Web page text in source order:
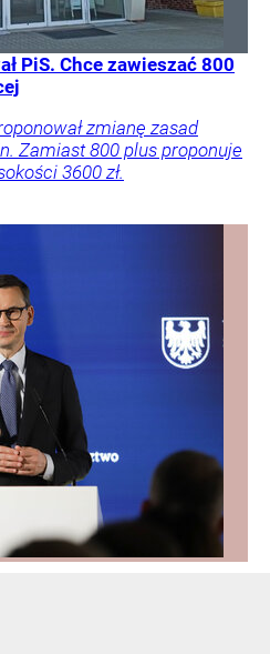
PiS. Chce zawieszać 800
zmianę zasad
Zamiast 800 plus proponuje
3600 zł.